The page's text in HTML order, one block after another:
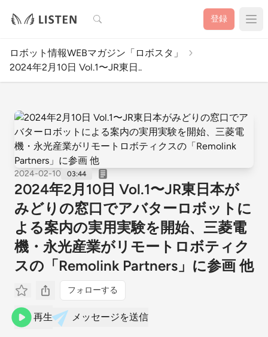
検索 登録
ロボット情報WEBマガジン「ロボスタ」
2024年2月10日 Vol.1〜JR東日..
2024-02-10 03:44
2024年2月10日 Vol.1〜JR東日本が
みどりの窓口でアバターロボットに
よる案内の実用実験を開始、三菱電
機・永光産業がリモートロボティク
スの「Remolink Partners」に参画 他
フォローする
再生 メッセージを送信